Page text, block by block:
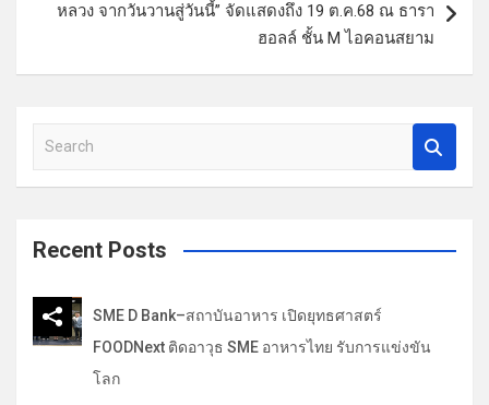
รื่
หลวง จากวันวานสู่วันนี้” จัดแสดงถึง 19 ต.ค.68 ณ ธารา
ฮอลล์ ชั้น M ไอคอนสยาม
a
c
Recent Posts
SME D Bank–สถาบันอาหาร เปิดยุทธศาสตร์
FOODNext ติดอาวุธ SME อาหารไทย รับการแข่งขัน
โลก